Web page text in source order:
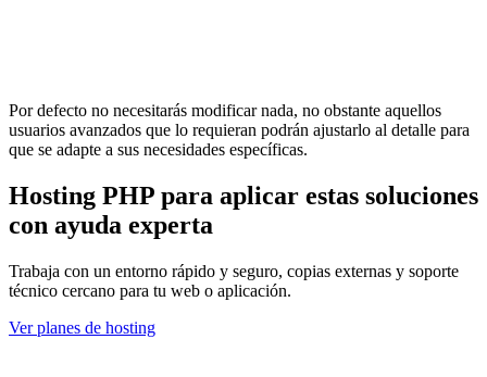
Por defecto no necesitarás modificar nada, no obstante aquellos
usuarios avanzados que lo requieran podrán ajustarlo al detalle para
que se adapte a sus necesidades específicas.
Hosting PHP para aplicar estas soluciones
con ayuda experta
Trabaja con un entorno rápido y seguro, copias externas y soporte
técnico cercano para tu web o aplicación.
Ver planes de hosting